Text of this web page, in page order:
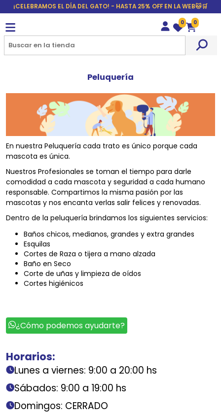
¡CELEBRAMOS EL DÍA DEL GATO! - HASTA 25% OFF EN LA WEB🐱🛒
Wishlist
0
Carrito
0
Peluquería
En nuestra Peluquería cada trato es único porque cada
mascota es única.
Nuestros Profesionales se toman el tiempo para darle
comodidad a cada mascota y seguridad a cada humano
responsable. Compartimos la misma pasión por las
mascotas y nos encanta verlas salir felices y renovadas.
Dentro de la peluquería brindamos los siguientes servicios:
Baños chicos, medianos, grandes y extra grandes
Esquilas
Cortes de Raza o tijera a mano alzada
Baño en Seco
Corte de uñas y limpieza de oídos
Cortes higiénicos
¿Cómo podemos ayudarte?
Horarios:
Lunes a viernes: 9:00 a 20:00 hs
Sábados: 9:00 a 19:00 hs
Domingos: CERRADO